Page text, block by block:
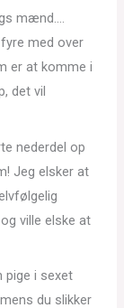
mænd….
med over
er at komme i
det vil
nederdel op
Jeg elsker at
ville elske at
pige i sexet
du slikker